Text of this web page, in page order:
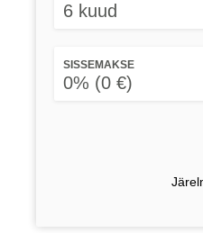
6 kuud
SISSEMAKSE
0% (0 €)